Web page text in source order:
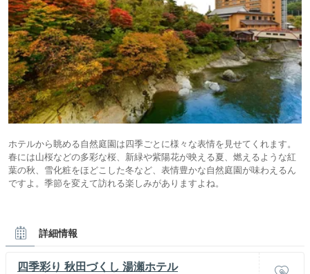
ホテルから眺める自然庭園は四季ごとに様々な表情を見せてくれます。
春には山桜などの多彩な桜、新緑や紫陽花が映える夏、燃えるような紅
葉の秋、雪化粧をほどこした冬など、表情豊かな自然庭園が味わえるん
ですよ。季節を変えて訪れる楽しみがありますよね。
詳細情報
四季彩り 秋田づくし 湯瀬ホテル